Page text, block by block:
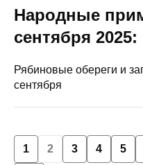
Народные
сентября
Рябиновые обереги и
сентября
1 2 3 4 5